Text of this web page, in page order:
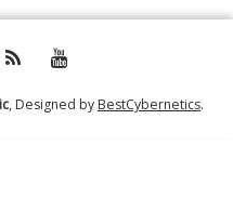
, Designed by BestCybernetics.